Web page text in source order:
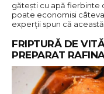
gătești cu apă fierbinte
poate economisi
experții spun că această…
FRIPTURĂ DE
PREPARAT